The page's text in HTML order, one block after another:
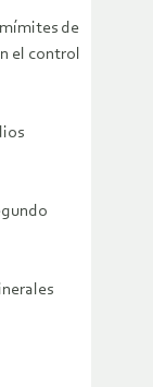
de
el control